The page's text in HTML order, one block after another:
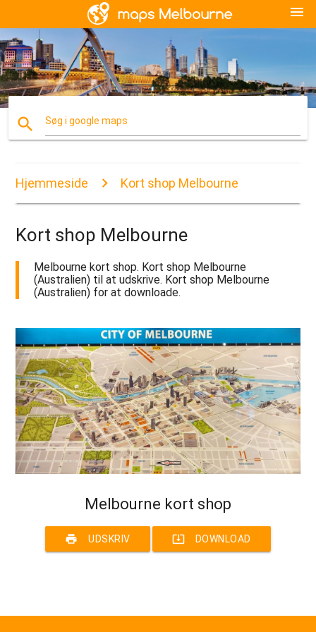
menu
search Søg i google maps
Hjemmeside Kort shop Melbourne
Kort shop Melbourne
Melbourne kort shop. Kort shop Melbourne
(Australien) til at udskrive. Kort shop Melbourne
(Australien) for at downloade.
Melbourne kort shop
print UDSKRIV system_update_alt DOWNLOAD